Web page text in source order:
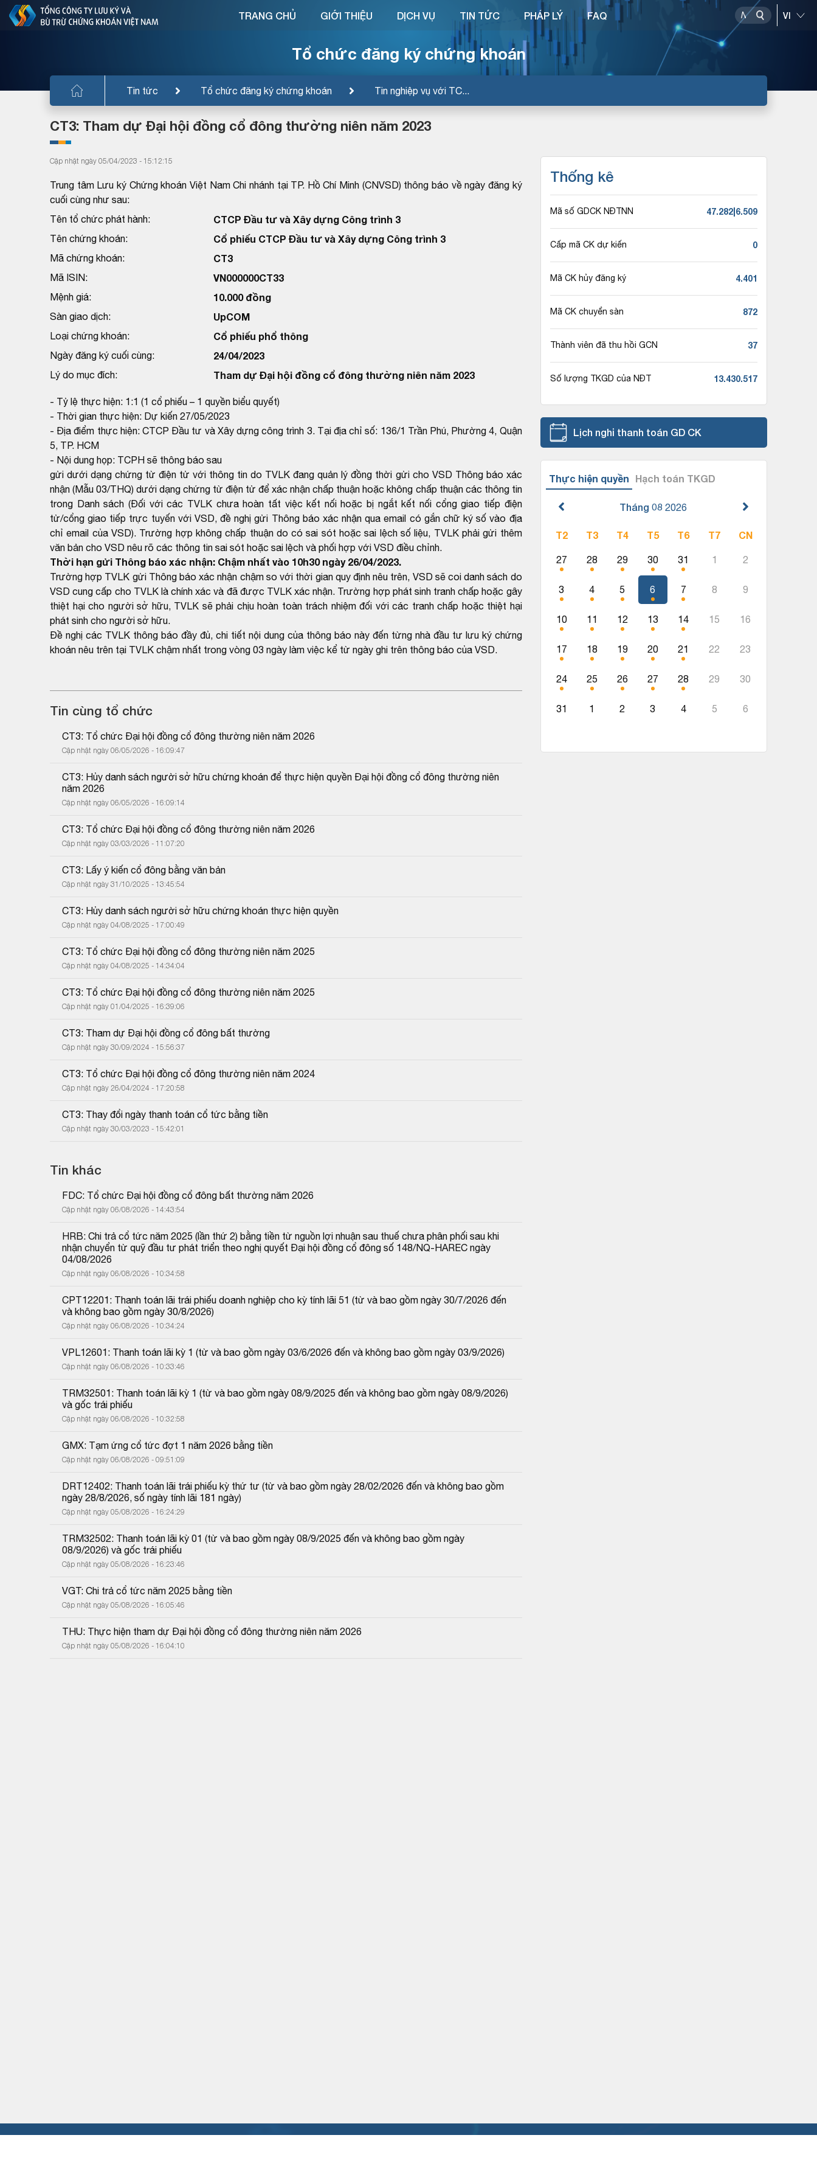
Tổ chức đăng ký chứng khoán
Tin tức Tổ chức đăng ký chứng khoán Tin nghiệp vụ với TC...
TRANG CHỦ GIỚI THIỆU DỊCH VỤ TIN TỨC PHÁP LÝ FAQ
CT3: Tham dự Đại hội đồng cổ đông thường niên năm 2023
Cập nhật ngày 05/04/2023 - 15:12:15
Trung tâm Lưu ký Chứng khoán Việt Nam Chi nhánh tại TP. Hồ Chí Minh (CNVSD) thông báo về ngày đăng ký
cuối cùng như sau:
Tên tổ chức phát hành:
CTCP Đầu tư và Xây dựng Công trình 3
Tên chứng khoán: Cổ phiếu CTCP Đầu tư và Xây dựng Công trình 3
Mã chứng khoán: CT3
Mã ISIN: VN000000CT33
Mệnh giá: 10.000 đồng
Sàn giao dịch: UpCOM
Loại chứng khoán: Cổ phiếu phổ thông
Ngày đăng ký cuối cùng: 24/04/2023
Lý do mục đích: Tham dự Đại hội đồng cổ đông thường niên năm 2023
- Tỷ lệ thực hiện: 1:1 (1 cổ phiếu – 1 quyền biểu quyết)
- Thời gian thực hiện: Dự kiến 27/05/2023
- Địa điểm thực hiện: CTCP Đầu tư và Xây dựng công trình 3. Tại địa chỉ số: 136/1 Trần Phú, Phường 4, Quận
5, TP. HCM
- Nội dung họp: TCPH sẽ thông báo sau
gửi dưới dạng chứng từ điện tử với thông tin do TVLK đang quản lý đồng thời gửi cho VSD Thông báo xác
nhận (Mẫu 03/THQ) dưới dạng chứng từ điện tử để xác nhận chấp thuận hoặc không chấp thuận các thông tin
trong Danh sách (Đối với các TVLK chưa hoàn tất việc kết nối hoặc bị ngắt kết nối cổng giao tiếp điện
tử/cổng giao tiếp trực tuyến với VSD, đề nghị gửi Thông báo xác nhận qua email có gắn chữ ký số vào địa
chỉ email của VSD). Trường hợp không chấp thuận do có sai sót hoặc sai lệch số liệu, TVLK phải gửi thêm
văn bản cho VSD nêu rõ các thông tin sai sót hoặc sai lệch và phối hợp với VSD điều chỉnh.
Thời hạn gửi Thông báo xác nhận: Chậm nhất vào 10h30 ngày 26/04/2023.
Trường hợp TVLK gửi Thông báo xác nhận chậm so với thời gian quy định nêu trên, VSD sẽ coi danh sách do
VSD cung cấp cho TVLK là chính xác và đã được TVLK xác nhận. Trường hợp phát sinh tranh chấp hoặc gây
thiệt hại cho người sở hữu, TVLK sẽ phải chịu hoàn toàn trách nhiệm đối với các tranh chấp hoặc thiệt hại
phát sinh cho người sở hữu.
Đề nghị các TVLK thông báo đầy đủ, chi tiết nội dung của thông báo này đến từng nhà đầu tư lưu ký chứng
khoán nêu trên tại TVLK chậm nhất trong vòng 03 ngày làm việc kể từ ngày ghi trên thông báo của VSD.
Tin cùng tổ chức
CT3: Tổ chức Đại hội đồng cổ đông thường niên năm 2026
Cập nhật ngày 06/05/2026 - 16:09:47
CT3: Hủy danh sách người sở hữu chứng khoán để thực hiện quyền Đại hội đồng cổ đông thường niên
năm 2026
Cập nhật ngày 06/05/2026 - 16:09:14
CT3: Tổ chức Đại hội đồng cổ đông thường niên năm 2026
Cập nhật ngày 03/03/2026 - 11:07:20
CT3: Lấy ý kiến cổ đông bằng văn bản
Cập nhật ngày 31/10/2025 - 13:45:54
CT3: Hủy danh sách người sở hữu chứng khoán thực hiện quyền
Cập nhật ngày 04/08/2025 - 17:00:49
CT3: Tổ chức Đại hội đồng cổ đông thường niên năm 2025
Cập nhật ngày 04/08/2025 - 14:34:04
CT3: Tổ chức Đại hội đồng cổ đông thường niên năm 2025
Cập nhật ngày 01/04/2025 - 16:39:06
CT3: Tham dự Đại hội đồng cổ đông bất thường
Cập nhật ngày 30/09/2024 - 15:56:37
CT3: Tổ chức Đại hội đồng cổ đông thường niên năm 2024
Cập nhật ngày 26/04/2024 - 17:20:58
CT3: Thay đổi ngày thanh toán cổ tức bằng tiền
Cập nhật ngày 30/03/2023 - 15:42:01
Tin khác
FDC: Tổ chức Đại hội đồng cổ đông bất thường năm 2026
Cập nhật ngày 06/08/2026 - 14:43:54
HRB: Chi trả cổ tức năm 2025 (lần thứ 2) bằng tiền từ nguồn lợi nhuận sau thuế chưa phân phối sau khi
nhận chuyển từ quỹ đầu tư phát triển theo nghị quyết Đại hội đồng cổ đông số 148/NQ-HAREC ngày
04/08/2026
Cập nhật ngày 06/08/2026 - 10:34:58
CPT12201: Thanh toán lãi trái phiếu doanh nghiệp cho kỳ tính lãi 51 (từ và bao gồm ngày 30/7/2026 đến
và không bao gồm ngày 30/8/2026)
Cập nhật ngày 06/08/2026 - 10:34:24
VPL12601: Thanh toán lãi kỳ 1 (từ và bao gồm ngày 03/6/2026 đến và không bao gồm ngày 03/9/2026)
Cập nhật ngày 06/08/2026 - 10:33:46
TRM32501: Thanh toán lãi kỳ 1 (từ và bao gồm ngày 08/9/2025 đến và không bao gồm ngày 08/9/2026)
và gốc trái phiếu
Cập nhật ngày 06/08/2026 - 10:32:58
GMX: Tạm ứng cổ tức đợt 1 năm 2026 bằng tiền
Cập nhật ngày 06/08/2026 - 09:51:09
DRT12402: Thanh toán lãi trái phiếu kỳ thứ tư (từ và bao gồm ngày 28/02/2026 đến và không bao gồm
ngày 28/8/2026, số ngày tính lãi 181 ngày)
Cập nhật ngày 05/08/2026 - 16:24:29
TRM32502: Thanh toán lãi kỳ 01 (từ và bao gồm ngày 08/9/2025 đến và không bao gồm ngày
08/9/2026) và gốc trái phiếu
Cập nhật ngày 05/08/2026 - 16:23:46
VGT: Chi trả cổ tức năm 2025 bằng tiền
Cập nhật ngày 05/08/2026 - 16:05:46
THU: Thực hiện tham dự Đại hội đồng cổ đông thường niên năm 2026
Cập nhật ngày 05/08/2026 - 16:04:10
Thống kê
Mã số GDCK NĐTNN 47.282|6.509
Cấp mã CK dự kiến 0
Mã CK hủy đăng ký 4.401
Mã CK chuyển sàn 872
Thành viên đã thu hồi GCN 37
Số lượng TKGD của NĐT 13.430.517
Lịch nghỉ thanh toán GD CK
Thực hiện quyền Hạch toán TKGD
Tháng 08 2026
T2 T3 T4 T5 T6 T7 CN
27 28 29 30 31 1 2
3 4 5 6 7 8 9
10 11 12 13 14 15 16
17 18 19 20 21 22 23
24 25 26 27 28 29 30
31 1 2 3 4 5 6